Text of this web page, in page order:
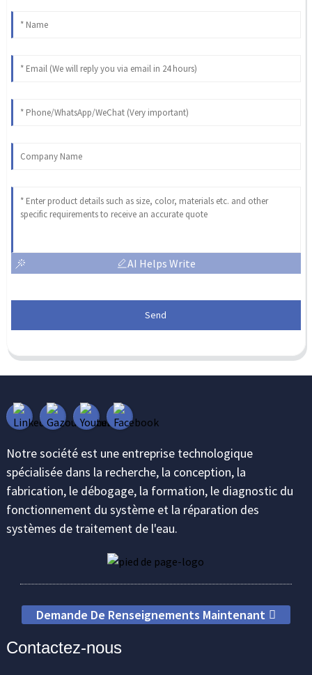
AI Helps Write
Send
Notre société est une entreprise technologique
spécialisée dans la recherche, la conception, la
fabrication, le débogage, la formation, le diagnostic du
fonctionnement du système et la réparation des
systèmes de traitement de l'eau.
Demande De Renseignements Maintenant
Contactez-nous